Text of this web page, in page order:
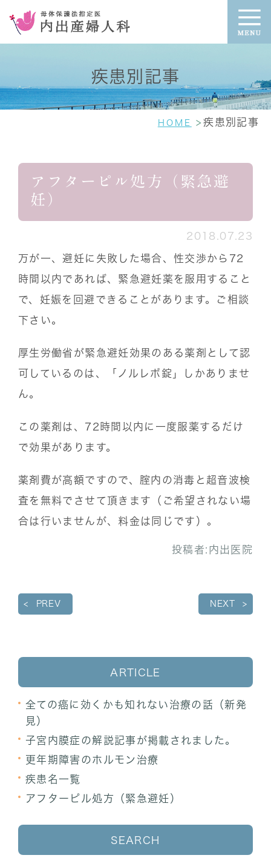
疾患別記事
HOME 疾患別記事
アフターピル処方（緊急避
妊）
2018.07.23
万が一、避妊に失敗した場合、性交渉から72
時間以内であれば、緊急避妊薬を服用すること
で、妊娠を回避できることがあります。ご相談
下さい。
厚生労働省が緊急避妊効果のある薬剤として認
可しているのは、「ノルレボ錠」しかありませ
ん。
この薬剤は、72時間以内に一度服薬するだけ
で効果があります。
薬剤費が高額ですので、腟内の消毒と超音波検
査を無料でさせて頂きます（ご希望されない場
合は行いませんが、料金は同じです）。
投稿者: 内出医院
PREV NEXT
ARTICLE
全ての癌に効くかも知れない治療の話（新発
見）
子宮内膜症の解説記事が掲載されました。
更年期障害のホルモン治療
疾患名一覧
アフターピル処方（緊急避妊）
SEARCH